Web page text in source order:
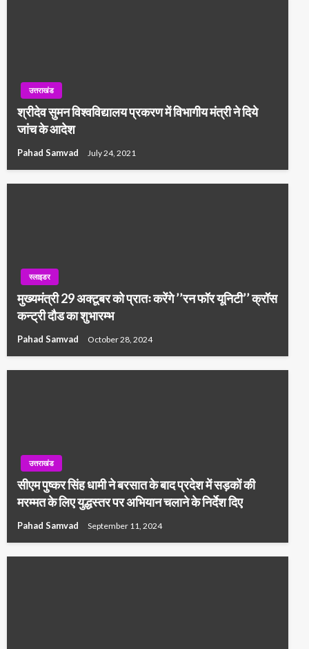
उत्तराखंड
श्रीदेव सुमन विश्वविद्यालय प्रकरण में विभागीय मंत्री ने दिये
जांच के आदेश
Pahad Samvad July 24, 2021
स्लाइडर
मुख्यमंत्री 29 अक्टूबर को प्रातः करेंगे ’’रन फॉर यूनिटी’’ क्रॉस
कन्ट्री दौड का शुभारम्भ
Pahad Samvad October 28, 2024
उत्तराखंड
सीएम पुष्कर सिंह धामी ने बरसात के बाद प्रदेश में सड़कों की
मरम्मत के लिए युद्धस्तर पर अभियान चलाने के निर्देश दिए
Pahad Samvad September 11, 2024